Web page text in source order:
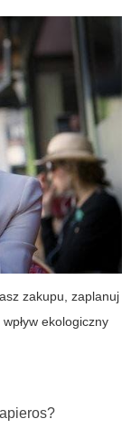
zakupu, zaplanuj
ekologiczny